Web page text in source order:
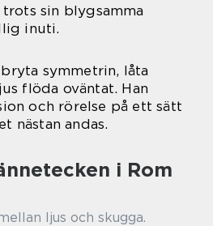
sin blygsamma
inuti.
symmetrin, låta
flöda oväntat. Han
och rörelse på ett sätt
nästan andas.
i Rom
ljus och skugga.